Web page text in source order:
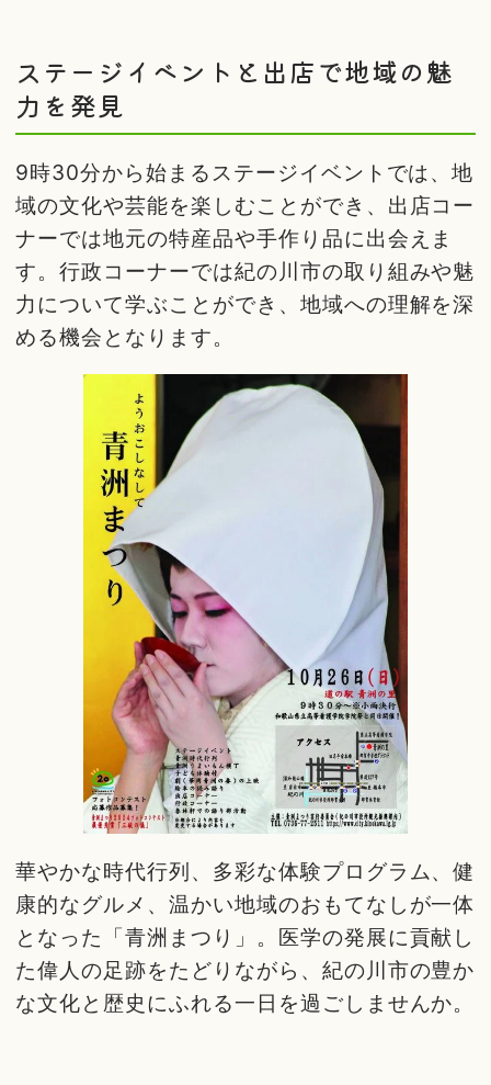
ステージイベントと出店で地域の魅
力を発見
9時30分から始まるステージイベントでは、地
域の文化や芸能を楽しむことができ、出店コー
ナーでは地元の特産品や手作り品に出会えま
す。行政コーナーでは紀の川市の取り組みや魅
力について学ぶことができ、地域への理解を深
める機会となります。
華やかな時代行列、多彩な体験プログラム、健
康的なグルメ、温かい地域のおもてなしが一体
となった「青洲まつり」。医学の発展に貢献し
た偉人の足跡をたどりながら、紀の川市の豊か
な文化と歴史にふれる一日を過ごしませんか。